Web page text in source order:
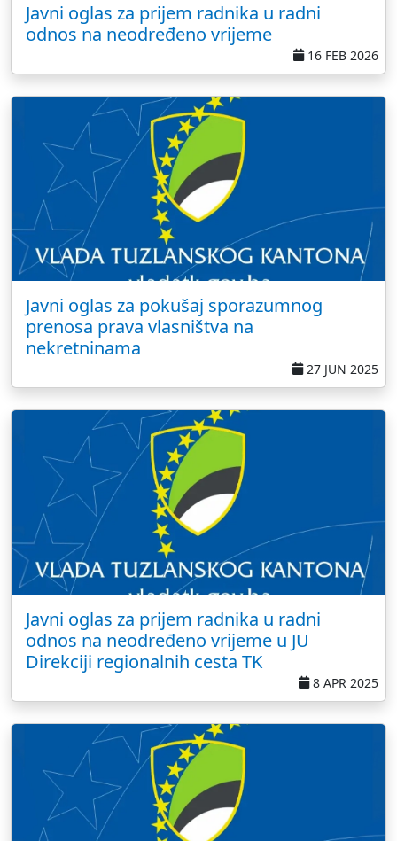
Javni oglas za prijem radnika u radni
odnos na neodređeno vrijeme
16 FEB 2026
Javni oglas za pokušaj sporazumnog
prenosa prava vlasništva na
nekretninama
27 JUN 2025
Javni oglas za prijem radnika u radni
odnos na neodređeno vrijeme u JU
Direkciji regionalnih cesta TK
8 APR 2025